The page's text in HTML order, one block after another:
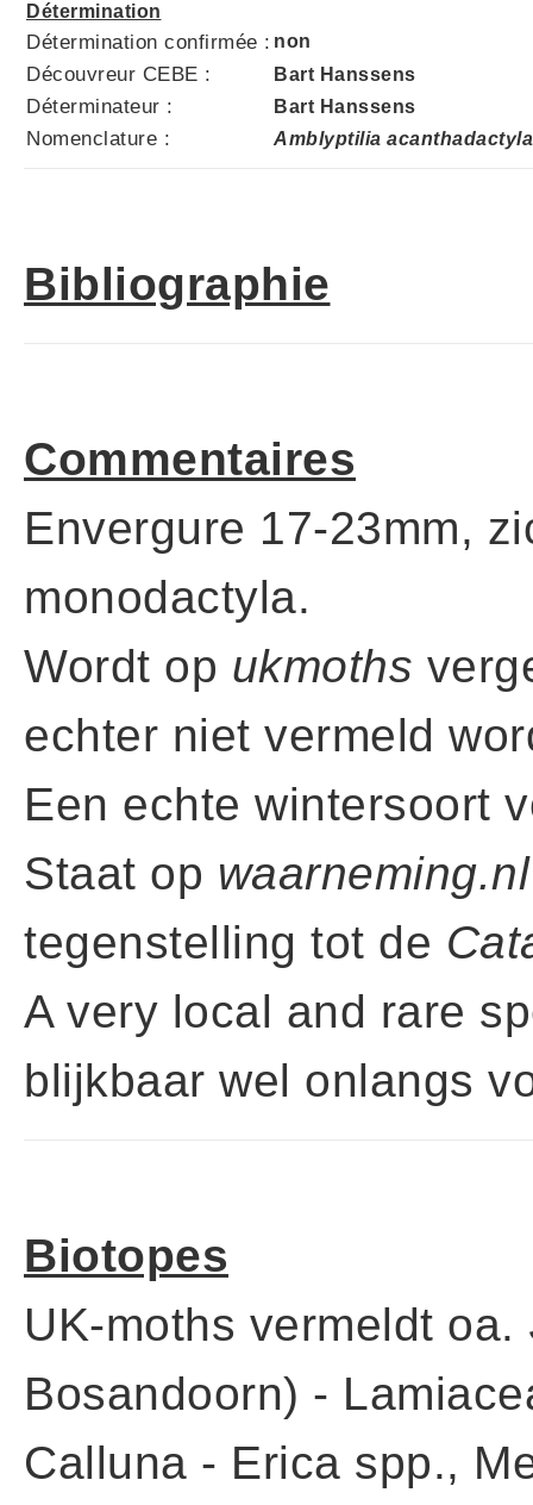
Détermination
Détermination confirmée : non
Découvreur CEBE : Bart Hanssens
Déterminateur : Bart Hanssens
Nomenclature : Amblyptilia
Bibliographie
Commentaires
Envergure 17-23mm,
monodactyla.
Wordt op ukmoths
echter niet vermeld
Een echte wintersoort
Staat op waarneming.nl
tegenstelling tot de
A very local and rare
blijkbaar wel onlangs
Biotopes
UK-moths vermeldt oa.
Bosandoorn) -
Calluna - Erica spp.,